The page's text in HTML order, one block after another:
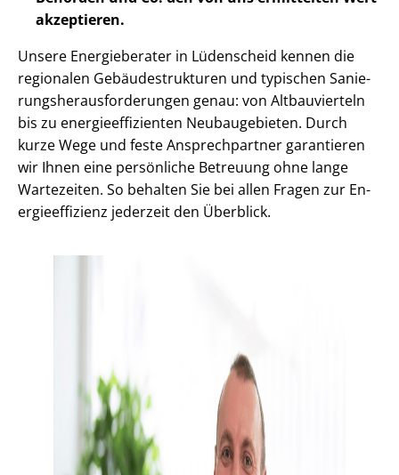
akzeptieren.
Unsere Energieberater in Lüdenscheid kennen die
regionalen Ge­bäu­de­struk­tu­ren und typischen Sa­nie­
rungs­her­aus­for­de­run­gen genau: von Altbauvierteln
bis zu en­er­gie­ef­fi­zi­en­ten Neubaugebieten. Durch
kurze Wege und feste Ansprechpartner garantieren
wir Ihnen eine persönliche Betreuung ohne lange
Wartezeiten. So behalten Sie bei allen Fragen zur En­
er­gie­ef­fi­zi­enz jederzeit den Überblick.